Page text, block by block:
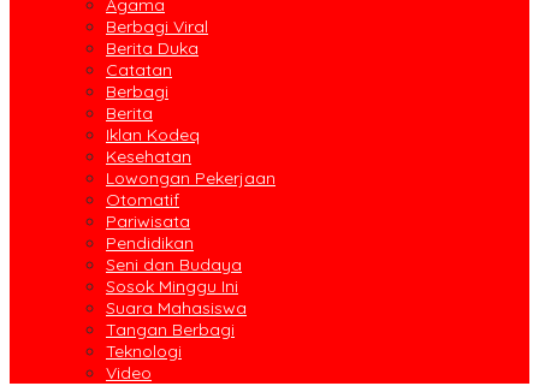
Agama
Berbagi Viral
Berita Duka
Catatan
Berbagi
Berita
Iklan Kodeq
Kesehatan
Lowongan Pekerjaan
Otomatif
Pariwisata
Pendidikan
Seni dan Budaya
Sosok Minggu Ini
Suara Mahasiswa
Tangan Berbagi
Teknologi
Video